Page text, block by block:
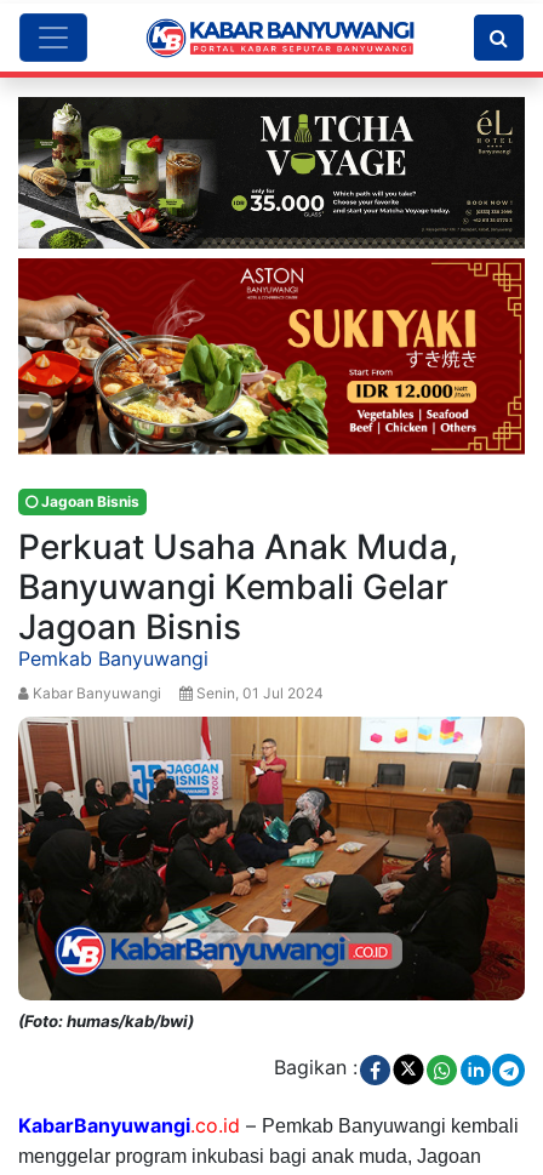
Jagoan Bisnis
Perkuat Usaha Anak Muda,
Banyuwangi Kembali Gelar
Jagoan Bisnis
Pemkab Banyuwangi
Kabar Banyuwangi Senin, 01 Jul 2024
(Foto: humas/kab/bwi)
Bagikan :
KabarBanyuwangi.co.id – Pemkab Banyuwangi kembali
menggelar program inkubasi bagi anak muda, Jagoan